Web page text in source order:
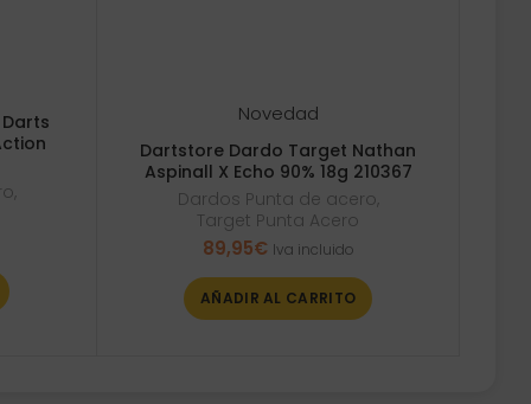
,
Novedad
Dartstore Dardo Target Nathan
Aspinall X Echo 90% 18g 210367
Dardos Punta de acero,
Target Punta Acero
89,95€ Iva incluido
AÑADIR AL CARRITO